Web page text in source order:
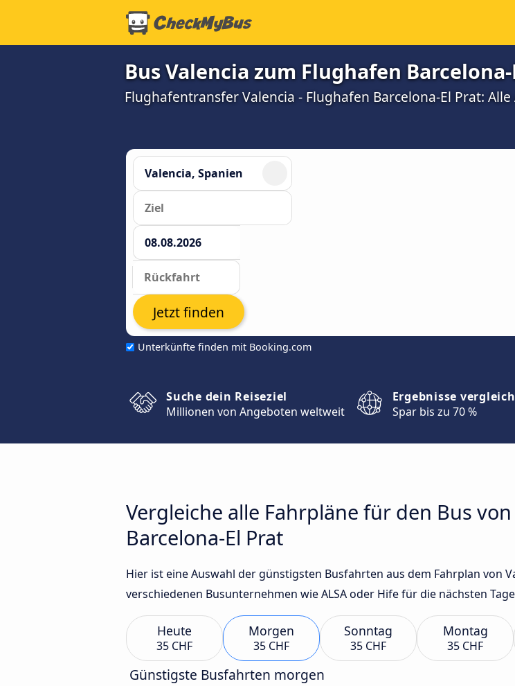
Bus Valencia zum Flughafen Barcelona-
Flughafentransfer Valencia - Flughafen Barcelona-El Prat:
Unterkünfte finden mit Booking.com
Jetzt finden
Suche dein Reiseziel
Millionen von Angeboten weltweit
Ergebnisse
Spar bis zu 70 %
Vergleiche alle Fahrpläne für den Bus
Barcelona-El Prat
Hier ist eine Auswahl der günstigsten Busfahrten aus dem Fahrplan von
verschiedenen Busunternehmen wie ALSA oder Hife für die nächsten
Heute
35 CHF
Morgen
35 CHF
Sonntag
35 CHF
Montag
35 CHF
Günstigste Busfahrten morgen